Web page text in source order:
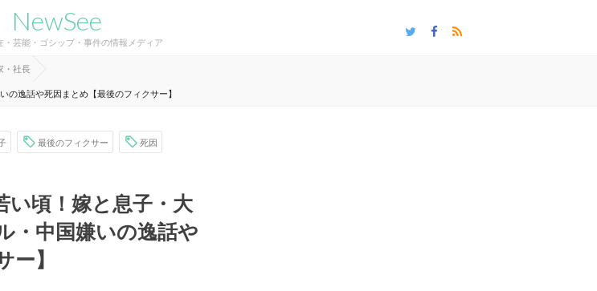
NewSee
・芸能・ゴシップ・事件の情報メディア
・社長
逸話や死因まとめ【最後のフィクサー】
最後のフィクサー 死因
い頃！嫁と息子・大
・中国嫌いの逸話や
】